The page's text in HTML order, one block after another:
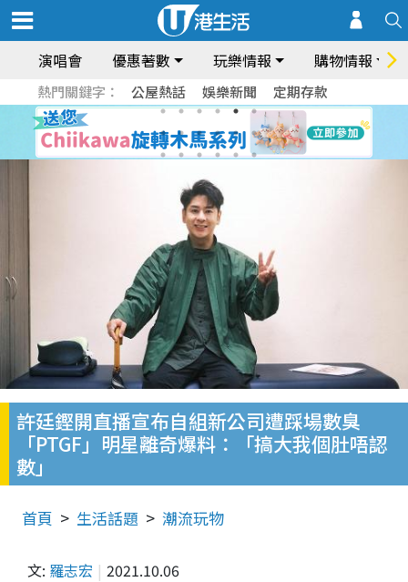
演唱會 優惠著數 玩樂情報 購物情報
熱門關鍵字： 公屋熱話 娛樂新聞 定期存款
許廷鏗開直播宣布自組新公司遭踩場數臭
「PTGF」明星離奇爆料：「搞大我個肚唔認
數」
首頁 生活話題 潮流玩物
文: 羅志宏 2021.10.06